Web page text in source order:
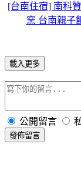
[台南住宿] 南科
窯 台南親子
載入更多
公開留言
發佈留言